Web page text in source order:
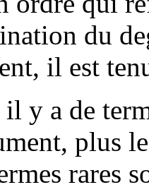
du
il est
y a de
plus
rares